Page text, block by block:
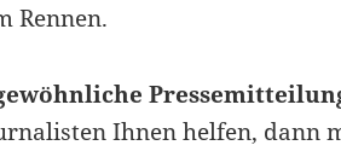
Rennen.
Ihnen helfen, dann